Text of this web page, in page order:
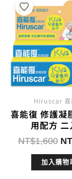
Hiruscar 喜
喜能復 修護凝
用配方 二
NT$1,600 原
始
價
加入購物